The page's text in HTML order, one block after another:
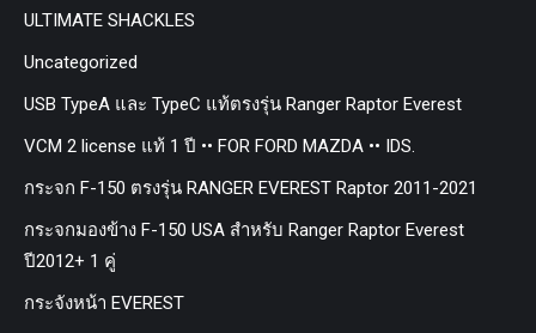
ULTIMATE SHACKLES
Uncategorized
USB TypeA และ TypeC แท้ตรงรุ่น Ranger Raptor Everest
VCM 2 license แท้ 1 ปี •• FOR FORD MAZDA •• IDS.
กระจก F-150 ตรงรุ่น RANGER EVEREST Raptor 2011-2021
กระจกมองข้าง F-150 USA สำหรับ Ranger Raptor Everest
ปี2012+ 1 คู่
กระจังหน้า EVEREST